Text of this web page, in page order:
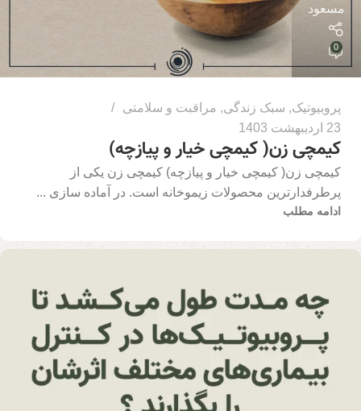
مسعود
0
پروبیوتیک, سبک زندگی, مراقبت و سلامتی
23 اردیبهشت 1403
کیمچی زن( کیمچی خیار و پیازچه)
کیمچی زن( کیمچی خیار و پیازچه) کیمچی زن یکی از
پرطرفدارترین محصولات زیموخانه است. در آماده سازی ...
ادامه مطلب